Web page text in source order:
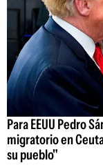
Para EEUU Pedro
migratorio en
su pueblo"